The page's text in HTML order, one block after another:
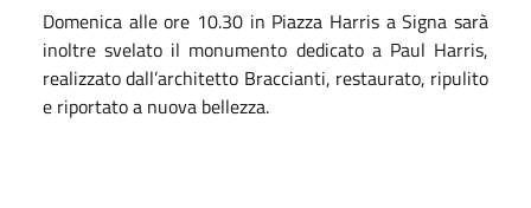
Domenica alle ore 10.30 in Piazza Harris a Signa sarà
inoltre svelato il monumento dedicato a Paul Harris,
realizzato dall’architetto Braccianti, restaurato, ripulito
e riportato a nuova bellezza.